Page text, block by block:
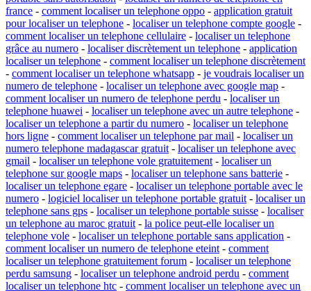
france - comment localiser un telephone oppo - application gratuit
pour localiser un telephone - localiser un telephone compte google -
comment localiser un telephone cellulaire - localiser un telephone
grâce au numero - localiser discrètement un telephone - application
localiser un telephone - comment localiser un telephone discrètement
- comment localiser un telephone whatsapp - je voudrais localiser un
numero de telephone - localiser un telephone avec google map -
comment localiser un numero de telephone perdu - localiser un
telephone huawei - localiser un telephone avec un autre telephone -
localiser un telephone a partir du numero - localiser un telephone
hors ligne - comment localiser un telephone par mail - localiser un
numero telephone madagascar gratuit - localiser un telephone avec
gmail - localiser un telephone vole gratuitement - localiser un
telephone sur google maps - localiser un telephone sans batterie -
localiser un telephone egare - localiser un telephone portable avec le
numero - logiciel localiser un telephone portable gratuit - localiser un
telephone sans gps - localiser un telephone portable suisse - localiser
un telephone au maroc gratuit - la police peut-elle localiser un
telephone vole - localiser un telephone portable sans application -
comment localiser un numero de telephone eteint - comment
localiser un telephone gratuitement forum - localiser un telephone
perdu samsung - localiser un telephone android perdu - comment
localiser un telephone htc - comment localiser un telephone avec un